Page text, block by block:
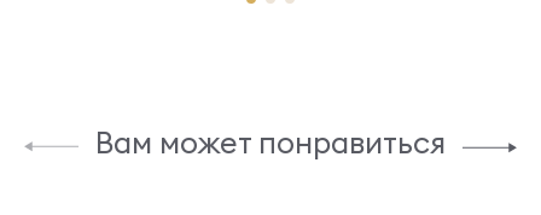
Вам может понравиться